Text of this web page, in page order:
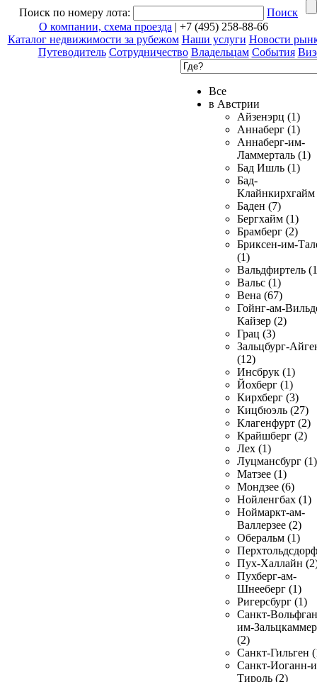
Поиск по номеру лота:
Поиск
О компании, схема проезда | +7 (495) 258-88-66
Каталог недвижимости за рубежом Наши услуги Новости
Путеводитель Сотрудничество Владельцам События
Все
в Австрии
Айзенэрц (1)
Аннаберг (1)
Аннаберг-им-
Ламмерталь (1)
Бад Ишль (1)
Бад-
Клайнкирхгайм
Баден (7)
Бергхайм (1)
Брамберг (2)
Бриксен-им-
(1)
Вальдфиртель
Вальс (1)
Вена (67)
Гойнг-ам-
Кайзер (2)
Грац (3)
Зальцбург-
(12)
Инсбрук (1)
Йохберг (1)
Кирхберг (3)
Кицбюэль (27)
Клагенфурт (2)
Крайшберг (2)
Лех (1)
Луцмансбург (1)
Матзее (1)
Мондзее (6)
Нойленгбах (1)
Ноймаркт-ам-
Валлерзее (2)
Оберальм (1)
Пух-Халлайн
Пухберг-ам-
Шнееберг (1)
Ригерсбург (1)
Санкт-
им-
(2)
Санкт-Гильген
Санкт-Иоганн-
Тироль (2)